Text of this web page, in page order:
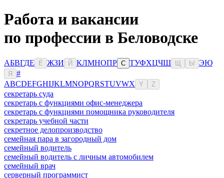
Работа и вакансии
по профессии в Беловодске
АБВГДЕ Ё ЖЗИ Й КЛМНОПР С ТУФХЦЧШ Ы ЭЮ
Я
#
ABCDEFGHIJKLMNOPQRSTUVWX Y Z
секретарь суда
секретарь с функциями офис-менеджера
секретарь с функциями помощника руководителя
секретарь учебной части
секретное делопроизводство
семейная пара в загородный дом
семейный водитель
семейный водитель с личным автомобилем
семейный врач
серверный программист